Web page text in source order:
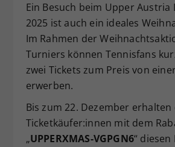
Ein Besuch beim Upper Austria
2025 ist auch ein ideales
Im Rahmen der
Turniers können Tennisfans
zwei Tickets zum Preis von
erwerben.
Bis zum 22. Dezember
Ticketkäufer:innen mit dem
„UPPERXMAS-VGPGN6“ diesen